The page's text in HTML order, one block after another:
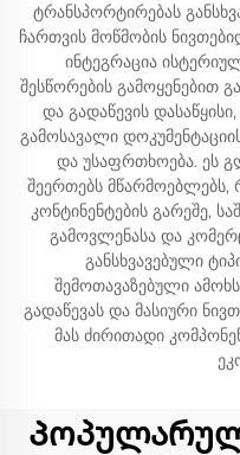
ტრანსპორტირებას
ჩართვის მოწმობის
ინტეგრაცია
შესწორების გამოყენებით
და გადაწევის
გამოსავალი
და უსაფრთხოება. ეს
შეერთებს
კონტინენტების გარეშე,
გამოვლენასა და
განსხვავებული
შემოთავაზებული
გადაწევას და მასიური
მას ძირითადი